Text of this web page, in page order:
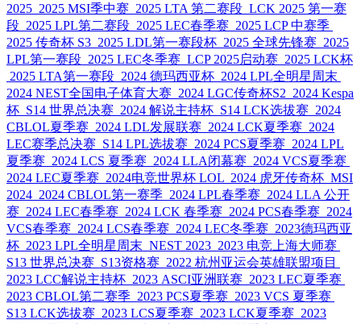
2025 2025 MSI季中赛 2025 LTA 第二赛段 LCK 2025 第一赛
段 2025 LPL第二赛段 2025 LEC春季赛 2025 LCP 中赛季
2025 传奇杯 S3 2025 LDL第一赛段杯 2025 全球先锋赛 2025
LPL第一赛段 2025 LEC冬季赛 LCP 2025启动赛 2025 LCK杯
2025 LTA第一赛段 2024 德玛西亚杯 2024 LPL全明星周末
2024 NEST全国电子体育大赛 2024 LGC传奇杯S2 2024 Kespa
杯 S14 世界总决赛 2024 解说主持杯 S14 LCK选拔赛 2024
CBLOL夏季赛 2024 LDL发展联赛 2024 LCK夏季赛 2024
LEC赛季总决赛 S14 LPL选拔赛 2024 PCS夏季赛 2024 LPL
夏季赛 2024 LCS 夏季赛 2024 LLA闭幕赛 2024 VCS夏季赛
2024 LEC夏季赛 2024电竞世界杯 LOL 2024 虎牙传奇杯 MSI
2024 2024 CBLOL第一赛季 2024 LPL春季赛 2024 LLA 公开
赛 2024 LEC春季赛 2024 LCK 春季赛 2024 PCS春季赛 2024
VCS春季赛 2024 LCS春季赛 2024 LEC冬季赛 2023德玛西亚
杯 2023 LPL全明星周末 NEST 2023 2023 电竞上海大师赛
S13 世界总决赛 S13资格赛 2022 杭州亚运会英雄联盟项目
2023 LCC解说主持杯 2023 ASCI亚洲联赛 2023 LEC夏季赛
2023 CBLOL第二赛季 2023 PCS夏季赛 2023 VCS 夏季赛
S13 LCK选拔赛 2023 LCS夏季赛 2023 LCK夏季赛 2023